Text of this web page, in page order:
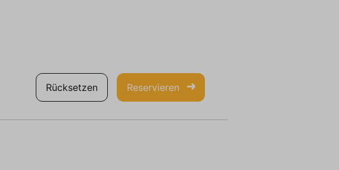
Rücksetzen Reservieren